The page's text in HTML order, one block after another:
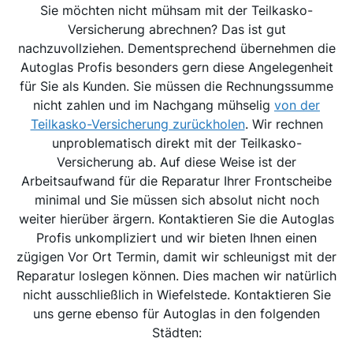
Sie möchten nicht mühsam mit der Teilkasko-
Versicherung abrechnen? Das ist gut
nachzuvollziehen. Dementsprechend übernehmen die
Autoglas Profis besonders gern diese Angelegenheit
für Sie als Kunden. Sie müssen die Rechnungssumme
nicht zahlen und im Nachgang mühselig von der
Teilkasko-Versicherung zurückholen. Wir rechnen
unproblematisch direkt mit der Teilkasko-
Versicherung ab. Auf diese Weise ist der
Arbeitsaufwand für die Reparatur Ihrer Frontscheibe
minimal und Sie müssen sich absolut nicht noch
weiter hierüber ärgern. Kontaktieren Sie die Autoglas
Profis unkompliziert und wir bieten Ihnen einen
zügigen Vor Ort Termin, damit wir schleunigst mit der
Reparatur loslegen können. Dies machen wir natürlich
nicht ausschließlich in Wiefelstede. Kontaktieren Sie
uns gerne ebenso für Autoglas in den folgenden
Städten: